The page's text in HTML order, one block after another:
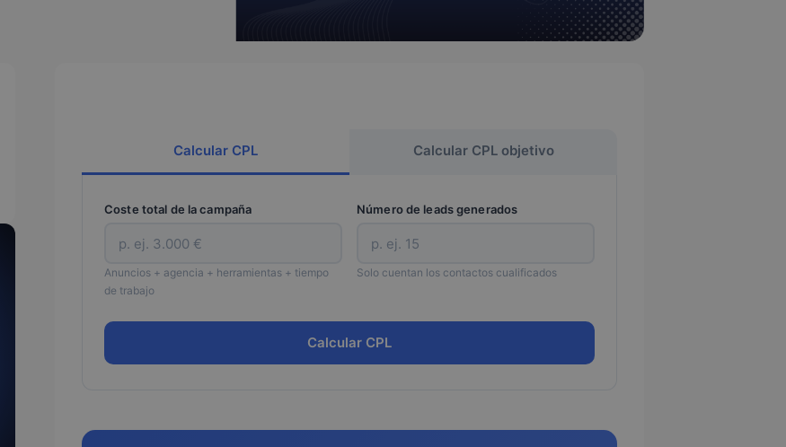
Calcular CPL Calcular CPL objetivo
Coste total de la campaña
Anuncios + agencia + herramientas + tiempo
de trabajo
Número de leads generados
Solo cuentan los contactos cualificados
Calcular CPL